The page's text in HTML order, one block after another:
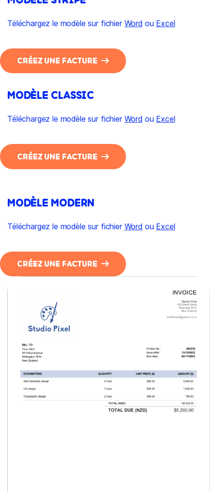
Téléchargez le modèle sur fichier Word ou Excel
CRÉEZ UNE FACTURE
MODÈLE CLASSIC
Téléchargez le modèle sur fichier Word ou Excel
CRÉEZ UNE FACTURE
MODÈLE MODERN
Téléchargez le modèle sur fichier Word ou Excel
CRÉEZ UNE FACTURE